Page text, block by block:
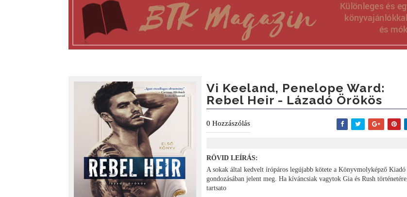
Vi Keeland, Penelope Ward:
Rebel Heir - Lázadó Örökös
0 Hozzászólás
RÖVID LEÍRÁS:
A sokak által kedvelt írópáros legújabb kötete a Könyvmolyképző Kiadó
gondozásában jelent meg. Ha kíváncsiak vagytok Gia és Rush történetére,
tartsato